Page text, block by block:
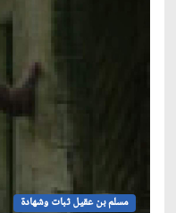
مسلم بن عقيل ثبات وشهادة